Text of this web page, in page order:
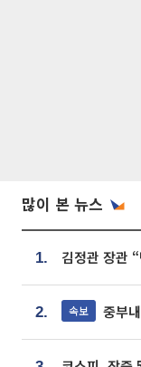
많이 본 뉴스
1.
2. 속보 중부